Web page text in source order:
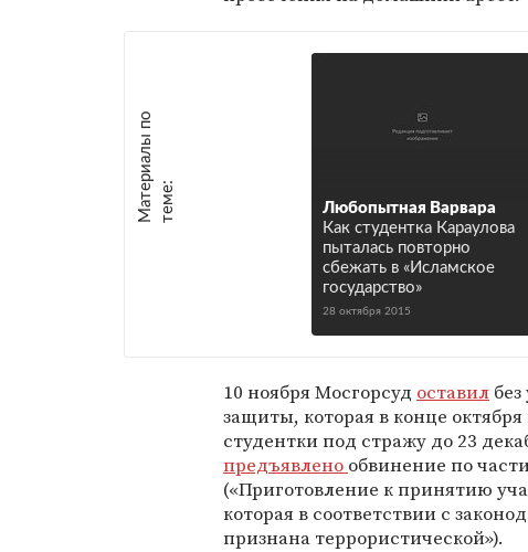
М
а
т е
р
и
а
л
ы
п
о
т
е
м
е :
Любопытная Варвара
Как студентка Караулова
пыталась повторно
сбежать в «Исламское
государство»
28 октября 2015
10 ноября Мосгорсуд оставил
защиты, которая в конце
студентки под стражу до 23
предъявлено обвинение по
(«Приготовление к принятию
которая в соответствии с
признана террористической»).